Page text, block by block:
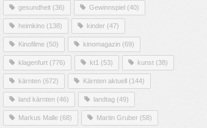
gesundheit (36) Gewinnspiel (40)
heimkino (138) kinder (47)
Kinofilme (50) kinomagazin (69)
klagenfurt (776) kt1 (53) kunst (38)
kärnten (672) Kärnten aktuell (144)
land kärnten (46) landtag (49)
Markus Malle (68) Martin Gruber (58)